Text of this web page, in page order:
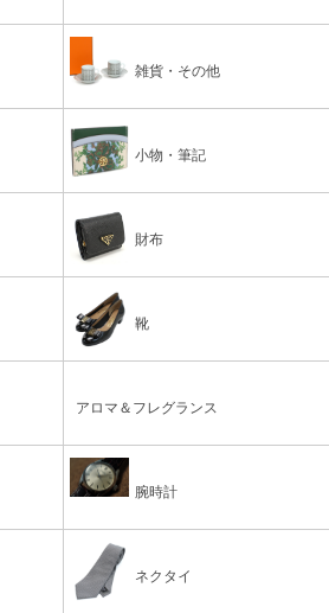
雑貨・その他
小物・筆記
財布
靴
アロマ＆フレグランス
腕時計
ネクタイ